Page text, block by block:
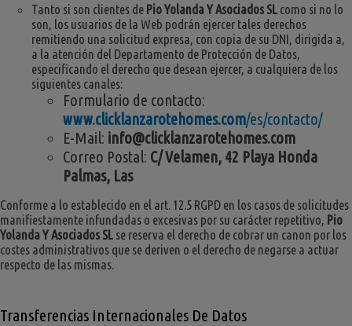
Tanto si son clientes de Pio Yolanda Y Asociados SL como si no lo
son, los usuarios de la Web podrán ejercer tales derechos
remitiendo una solicitud expresa, con copia de su DNI, dirigida a,
a la atención del Departamento de Protección de Datos,
especificando el derecho que desean ejercer, a cualquiera de los
siguientes canales:
Formulario de contacto:
www.clicklanzarotehomes.com/es/contacto/
E-Mail: info@clicklanzarotehomes.com
Correo Postal: C/ Velamen, 42 Playa Honda
Palmas, Las
Conforme a lo establecido en el art. 12.5 RGPD en los casos de solicitudes
manifiestamente infundadas o excesivas por su carácter repetitivo, Pio
Yolanda Y Asociados SL se reserva el derecho de cobrar un canon por los
costes administrativos que se deriven o el derecho de negarse a actuar
respecto de las mismas.
Transferencias Internacionales De Datos